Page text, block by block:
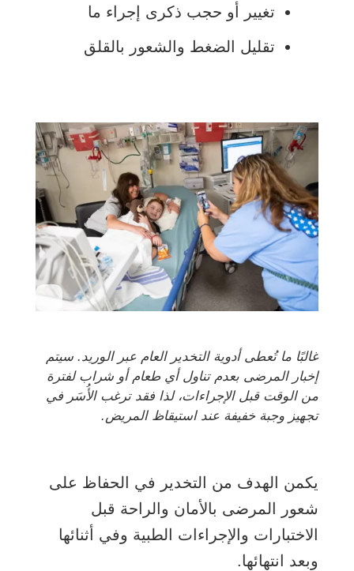
تغيير أو حجب ذكرى إجراء ما
تقليل الضغط والشعور بالقلق
غالبًا ما تُعطى أدوية التخدير العام عبر الوريد. سيتم
إخبار المرضى بعدم تناول أي طعام أو شراب لفترة
من الوقت قبل الإجراءات، لذا فقد ترغب الأُسَر في
تجهيز وجبة خفيفة عند استيقاظ المريض.
يكمن الهدف من التخدير في الحفاظ على
شعور المرضى بالأمان والراحة قبل
الاختبارات والإجراءات الطبية وفي أثنائها
وبعد انتهائها.